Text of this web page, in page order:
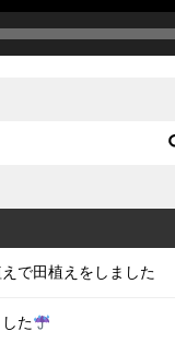
で田植えをしました
た